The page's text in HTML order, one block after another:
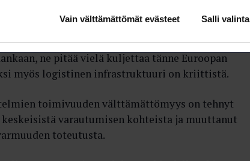
Vain välttämättömät evästeet Salli valinta
globaaliksi kyläksi ja samalla muuttanut
Ja mitä tahansa tuotteita ja raaka-aineita
ne pitää vielä kuljettaa tänne Euroopan
myös logistinen infrastruktuuri on kriittistä.
toimivuuden välttämättömyys on tehnyt
varautumisen kohteista ja muuttanut
toteutusta.